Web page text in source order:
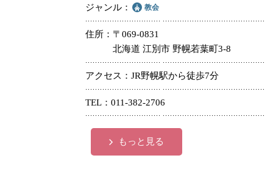
ジャンル 教会
住所
〒069-0831
北海道 江別市 野幌若葉町3-8
アクセス JR野幌駅から徒歩7分
TEL 011-382-2706
もっと見る